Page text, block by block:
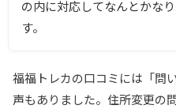
の内に対応してなんとかな
す。
福福トレカの口コミには「問
声もありました。住所変更の